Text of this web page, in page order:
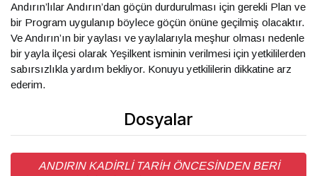
Andırın’lılar Andırın’dan göçün durdurulması için gerekli Plan ve
bir Program uygulanıp böylece göçün önüne geçilmiş olacaktır.
Ve Andırın’ın bir yaylası ve yaylalarıyla meşhur olması nedenle
bir yayla ilçesi olarak Yeşilkent isminin verilmesi için yetkililerden
sabırsızlıkla yardım bekliyor. Konuyu yetkililerin dikkatine arz
ederim.
Dosyalar
ANDIRIN KADİRLİ TARİH ÖNCESİNDEN BERİ